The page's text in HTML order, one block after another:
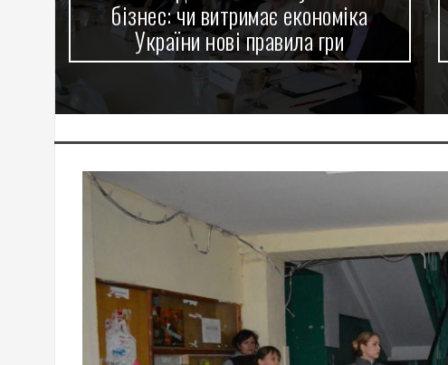
бізнес: чи витримає економіка
України нові правила гри